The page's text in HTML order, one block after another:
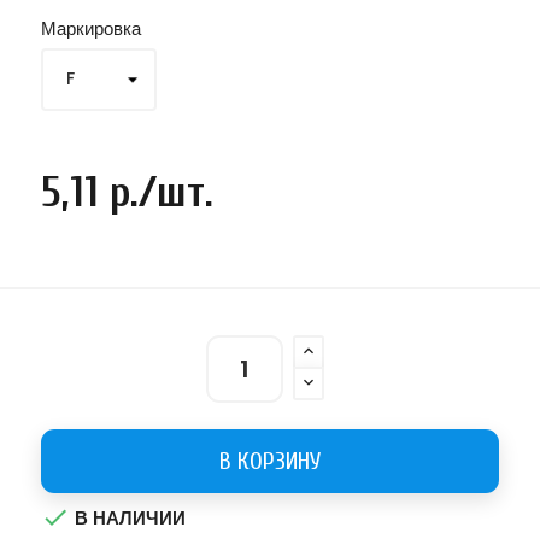
Маркировка
5,11 р./шт.
В КОРЗИНУ
 В НАЛИЧИИ